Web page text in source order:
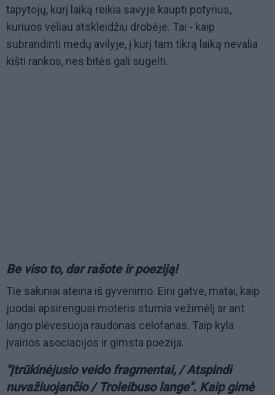
tapytojų, kurį laiką reikia savyje kaupti potyrius,
kuriuos vėliau atskleidžiu drobėje. Tai - kaip
subrandinti medų avilyje, į kurį tam tikrą laiką nevalia
kišti rankos, nes bitės gali sugelti.
Be viso to, dar rašote ir poeziją!
Tie sakiniai ateina iš gyvenimo. Eini gatve, matai, kaip
juodai apsirengusi moteris stumia vežimėlį ar ant
lango plėvesuoja raudonas celofanas. Taip kyla
įvairios asociacijos ir gimsta poezija.
"Įtrūkinėjusio veido fragmentai, / Atspindi
nuvažiuojančio / Troleibuso lange". Kaip gimė